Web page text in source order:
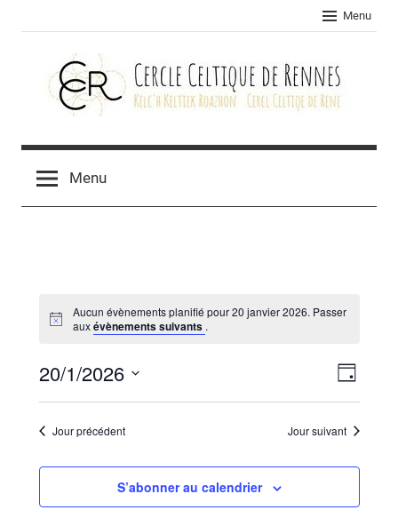
Menu
Cercle
celtique
Menu
Aucun évènements planifié pour 20 janvier 2026. Passer
auxévènements suivants .
par
de
vues
Jour
20/1/2026
Sélectionnez
uneJour précédent Jour suivant
S’abonner au calendrier